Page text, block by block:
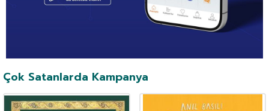
Çok Satanlarda Kampanya